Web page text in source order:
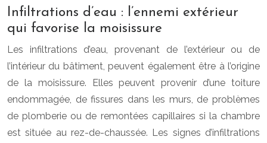
Infiltrations d’eau : l’ennemi extérieur
qui favorise la moisissure
Les infiltrations d’eau, provenant de l’extérieur ou de
l’intérieur du bâtiment, peuvent également être à l’origine
de la moisissure. Elles peuvent provenir d’une toiture
endommagée, de fissures dans les murs, de problèmes
de plomberie ou de remontées capillaires si la chambre
est située au rez-de-chaussée. Les signes d’infiltrations